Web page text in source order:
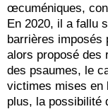
œcuméniques,
En 2020, il a fallu
barrières imposés
alors proposé des
des psaumes, le
victimes mises en
plus, la possibilité